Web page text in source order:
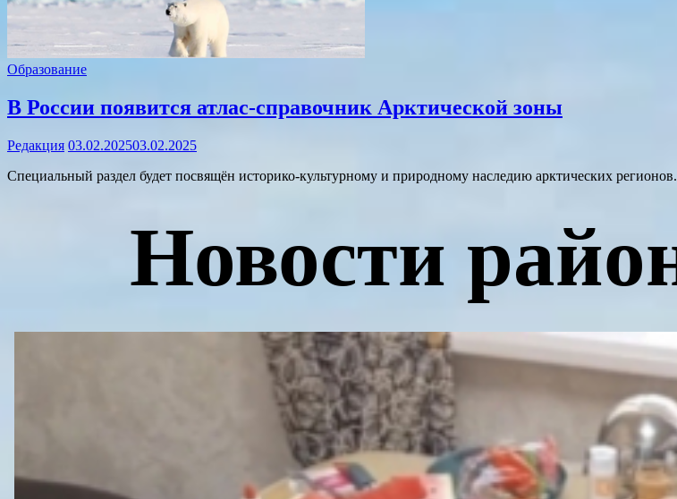
Образование
В России появится атлас-справочник Арктической зоны
Редакция 03.02.202503.02.2025
Специальный раздел будет посвящён историко-культурному и природному наследию арктических регионов.